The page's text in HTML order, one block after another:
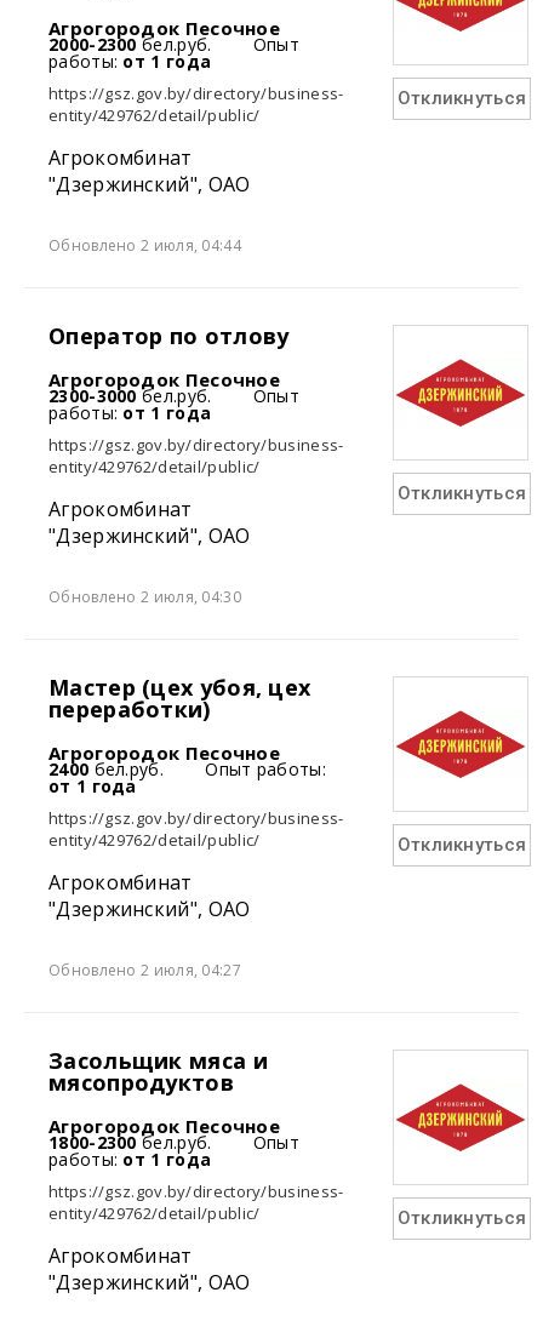
Агрогородок Песочное
2000-2300 бел.руб. Опыт
работы: от 1 года
https://gsz.gov.by/directory/business-
entity/429762/detail/public/
Агрокомбинат
"Дзержинский", ОАО
Обновлено 2 июля, 04:44
Откликнуться
Оператор по отлову
Агрогородок Песочное
2300-3000 бел.руб. Опыт
работы: от 1 года
https://gsz.gov.by/directory/business-
entity/429762/detail/public/
Агрокомбинат
"Дзержинский", ОАО
Обновлено 2 июля, 04:30
Откликнуться
Мастер (цех убоя, цех
переработки)
Агрогородок Песочное
2400 бел.руб. Опыт работы:
от 1 года
https://gsz.gov.by/directory/business-
entity/429762/detail/public/
Агрокомбинат
"Дзержинский", ОАО
Обновлено 2 июля, 04:27
Откликнуться
Засольщик мяса и
мясопродуктов
Агрогородок Песочное
1800-2300 бел.руб. Опыт
работы: от 1 года
https://gsz.gov.by/directory/business-
entity/429762/detail/public/
Агрокомбинат
"Дзержинский", ОАО
Откликнуться